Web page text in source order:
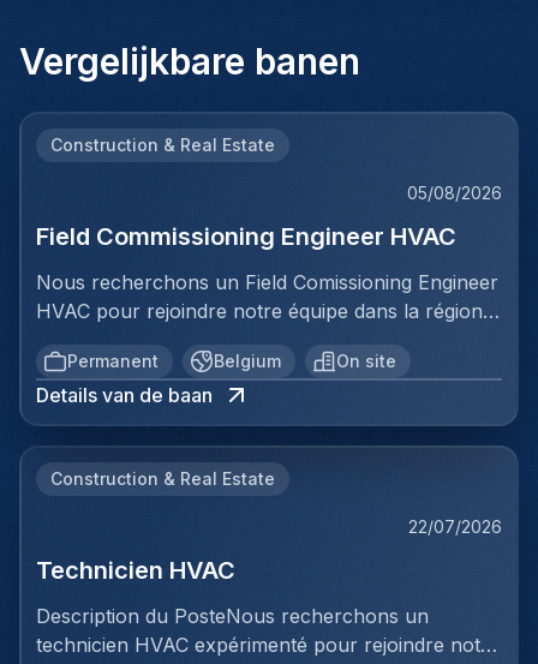
Vergelijkbare banen
Construction & Real Estate
05/08/2026
Field Commissioning Engineer HVAC
Nous recherchons un Field Comissioning Engineer
HVAC pour rejoindre notre équipe dans la région
de Bruxelles. Dans ce rôle, vous fournirez une
assistance technique sur site lors de la mise en
service et du démarrage des installations HVAC
pour nos clients. Vous serez responsable de
climatisation sont correctement installés,
spécifications et aux normes prescrites. Votre
travail impliquera une collaboration directe avec
systèmes, le dépannage et la documentation de
toutes les activités de mise en service. Ce poste
Permanent Belgium On site
Details van de baan
Construction & Real Estate
22/07/2026
Technicien HVAC
Description du PosteNous recherchons un
technicien HVAC expérimenté pour rejoindre notre